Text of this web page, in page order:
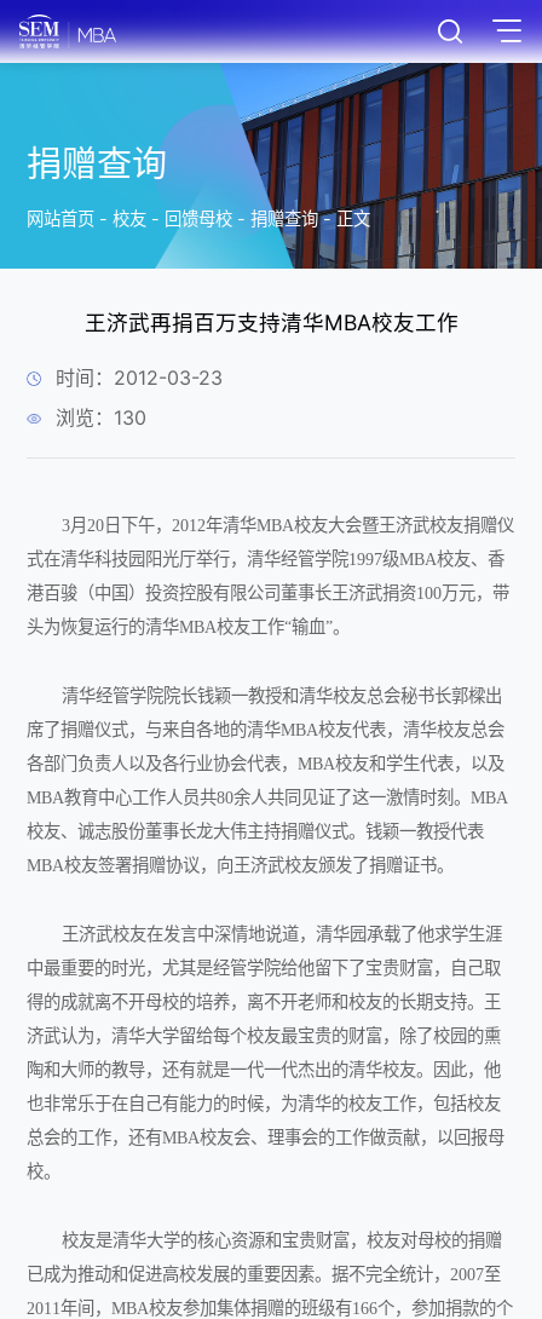
捐赠查询
网站首页 -校友 - 回馈母校 -捐赠查询-正文
王济武再捐百万支持清华MBA校友工作
时间：2012-03-23
浏览： 130
3月20日下午，2012年清华MBA校友大会暨王济武校友捐赠仪
式在清华科技园阳光厅举行，清华经管学院1997级MBA校友、香
港百骏（中国）投资控股有限公司董事长王济武捐资100万元，带
头为恢复运行的清华MBA校友工作“输血”。
清华经管学院院长钱颖一教授和清华校友总会秘书长郭樑出
席了捐赠仪式，与来自各地的清华MBA校友代表，清华校友总会
各部门负责人以及各行业协会代表，MBA校友和学生代表，以及
MBA教育中心工作人员共80余人共同见证了这一激情时刻。MBA
校友、诚志股份董事长龙大伟主持捐赠仪式。钱颖一教授代表
MBA校友签署捐赠协议，向王济武校友颁发了捐赠证书。
王济武校友在发言中深情地说道，清华园承载了他求学生涯
中最重要的时光，尤其是经管学院给他留下了宝贵财富，自己取
得的成就离不开母校的培养，离不开老师和校友的长期支持。王
济武认为，清华大学留给每个校友最宝贵的财富，除了校园的熏
陶和大师的教导，还有就是一代一代杰出的清华校友。因此，他
也非常乐于在自己有能力的时候，为清华的校友工作，包括校友
总会的工作，还有MBA校友会、理事会的工作做贡献，以回报母
校。
校友是清华大学的核心资源和宝贵财富，校友对母校的捐赠
已成为推动和促进高校发展的重要因素。据不完全统计，2007至
2011年间，MBA校友参加集体捐赠的班级有166个，参加捐款的个